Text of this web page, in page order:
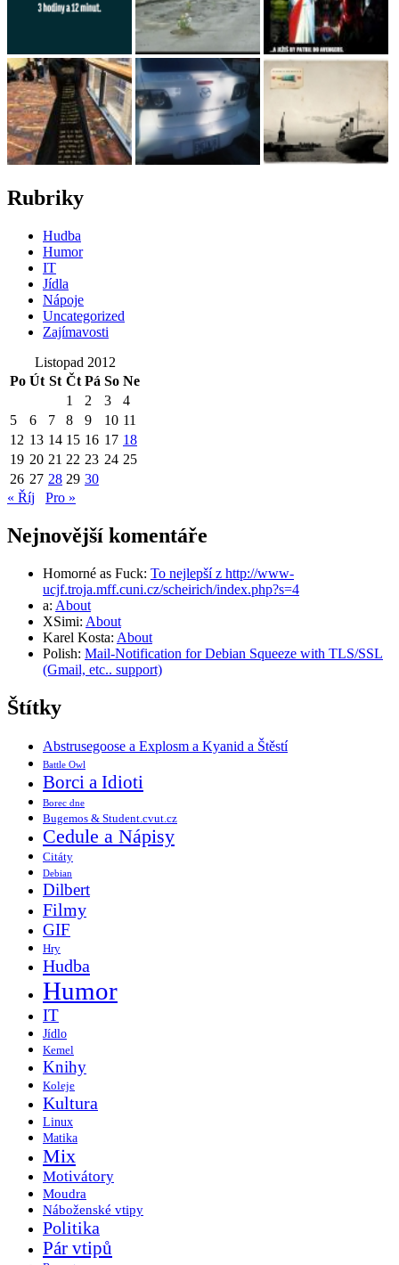
Rubriky
Hudba
Humor
IT
Jídla
Nápoje
Uncategorized
Zajímavosti
Listopad 2012
Po Út St Čt Pá So Ne
1
2 3
4
5
6 7 8 9 10 11
12 13 14 15 16 17 18
19 20 21 22 23 24 25
26 27 28 29 30
« Říj
Pro »
Nejnovější komentáře
Homorné as Fuck: To nejlepší z http://www-
ucjf.troja.mff.cuni.cz/scheirich/index.php?s=4
a: About
XSimi: About
Karel Kosta: About
Polish: Mail-Notification for Debian Squeeze with TLS/SSL
(Gmail, etc.. support)
Štítky
Abstrusegoose a Explosm a Kyanid a Štěstí
Battle Owl
Borci a Idioti
Borec dne
Bugemos & Student.cvut.cz
Cedule a Nápisy
Citáty
Debian
Dilbert
Filmy
GIF
Hry
Hudba
Humor
IT
Jídlo
Kemel
Knihy
Koleje
Kultura
Linux
Matika
Mix
Motivátory
Moudra
Náboženské vtipy
Politika
Pár vtipů